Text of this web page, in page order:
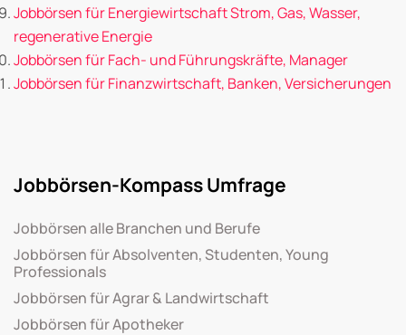
Jobbörsen für Energiewirtschaft Strom, Gas, Wasser,
regenerative Energie
Jobbörsen für Fach- und Führungskräfte, Manager
Jobbörsen für Finanzwirtschaft, Banken, Versicherungen
Jobbörsen-Kompass Umfrage
Jobbörsen alle Branchen und Berufe
Jobbörsen für Absolventen, Studenten, Young
Professionals
Jobbörsen für Agrar & Landwirtschaft
Jobbörsen für Apotheker